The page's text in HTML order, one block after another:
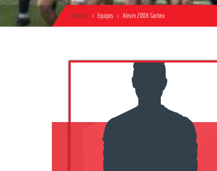
Inicio Equipos Alevin 2008 Gorbea